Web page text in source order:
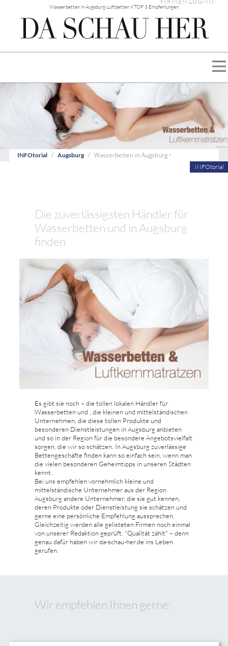
Wasserbetten in Augsburg Luftbetten √ TOP 3 Empfehlungen
INFOtorial Augsburg
Wasserbetten in Augsburg •
INFOtorial
Die zuverlässigsten Händler für
Wasserbetten und in Augsburg
finden
Es gibt sie noch – die tollen lokalen Händler für
Wasserbetten und , die kleinen und mittelständischen
Unternehmen, die diese tollen Produkte und
besonderen Dienstleistungen in Augsburg anbieten
und so in der Region für die besondere Angebotsvielfalt
sorgen, die wir so schätzen. In Augsburg zuverlässige
Bettengeschäfte finden kann so einfach sein, wenn man
die vielen besonderen Geheimtipps in unseren Städten
kennt.
Bei uns empfehlen vornehmlich kleine und
mittelständische Unternehmer aus der Region
Augsburg andere Unternehmer, die sie gut kennen,
deren Produkte oder Dienstleistung sie schätzen und
gerne eine persönliche Empfehlung aussprechen.
Gleichzeitig werden alle gelisteten Firmen noch einmal
von unserer Redaktion geprüft. "Qualität zählt" – denn
genau dafür haben wir da-schau-her.de ins Leben
gerufen.
Wir empfehlen Ihnen gerne: